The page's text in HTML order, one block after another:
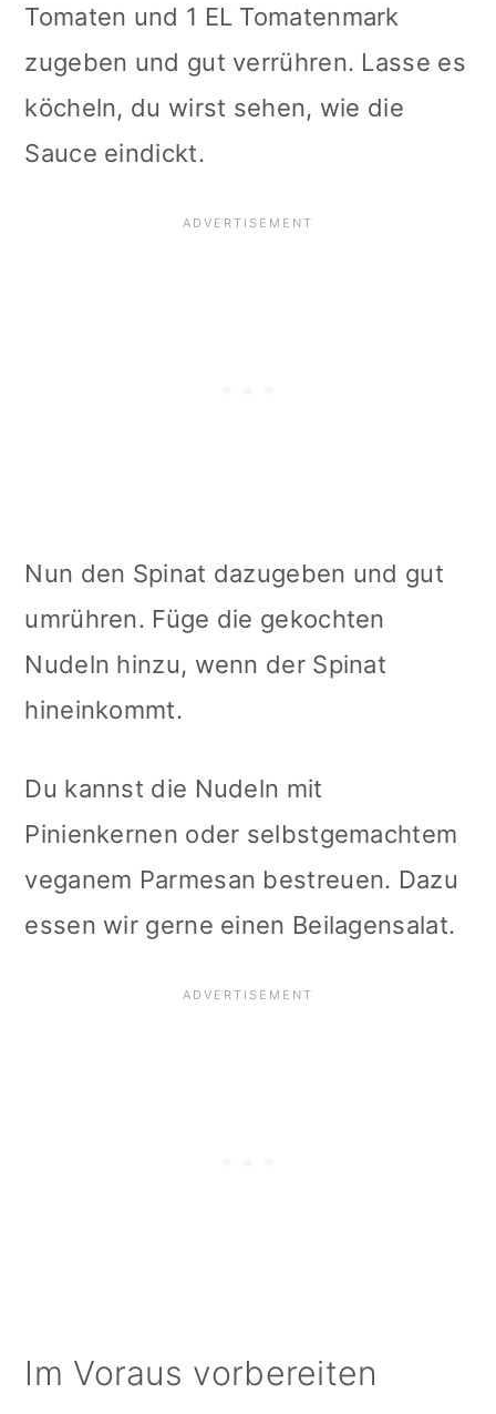
Tomaten und 1 EL Tomatenmark
zugeben und gut verrühren. Lasse es
köcheln, du wirst sehen, wie die
Sauce eindickt.
Nun den Spinat dazugeben und gut
umrühren. Füge die gekochten
Nudeln hinzu, wenn der Spinat
hineinkommt.
Du kannst die Nudeln mit
Pinienkernen oder selbstgemachtem
veganem Parmesan bestreuen. Dazu
essen wir gerne einen Beilagensalat.
Im Voraus vorbereiten